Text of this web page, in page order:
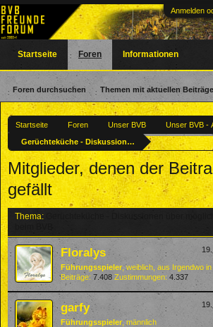
Anmelden
Startseite Foren Unser BVB
Unser BVB -
Gerüchteküche - Diskussionen über mögliche
Mitglieder, denen der
gefällt
Thema:
Floralys
Führungsspieler , weiblich, aus Irgendwo
Beiträge: 7.408 Zustimmungen: 4.337
garfy
Führungsspieler , männlich
Startseite Foren
Foren durchsuchen Themen mit aktuellen
Informationen